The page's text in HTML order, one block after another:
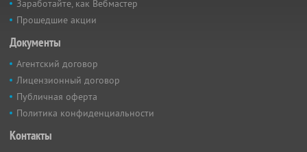
Заработайте, как Вебмастер
Прошедшие акции
Документы
Агентский договор
Лицензионный договор
Публичная оферта
Политика конфиденциальности
Контакты